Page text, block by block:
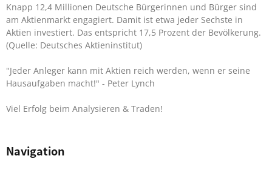
Knapp 12,4 Millionen Deutsche Bürgerinnen und Bürger sind
am Aktienmarkt engagiert. Damit ist etwa jeder Sechste in
Aktien investiert. Das entspricht 17,5 Prozent der Bevölkerung.
(Quelle: Deutsches Aktieninstitut)
"Jeder Anleger kann mit Aktien reich werden, wenn er seine
Hausaufgaben macht!" - Peter Lynch
Viel Erfolg beim Analysieren & Traden!
Navigation